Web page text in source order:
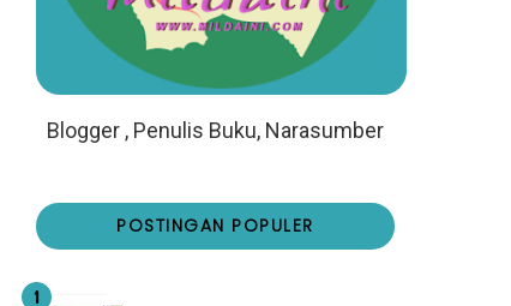
Blogger , Penulis Buku, Narasumber
POSTINGAN POPULER